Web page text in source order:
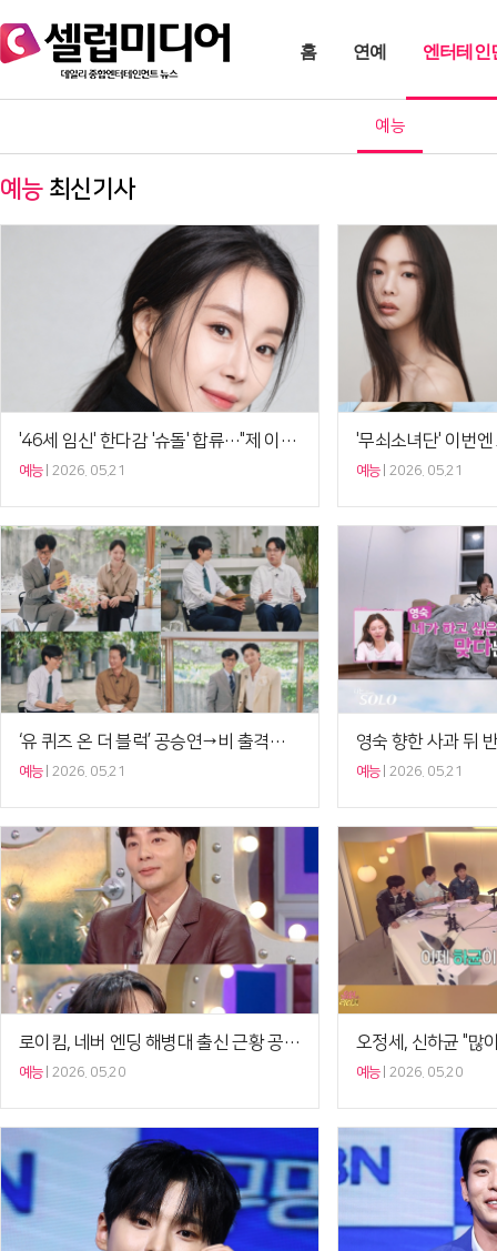
홈 연예 엔터테인
예능
예능최신기사
'46세 임신' 한다감 '슈돌' 합류…"제 이야기가 힘 됐으면"
예능 2026. 05.21 예능 2026. 05.21
‘유 퀴즈 온 더 블럭’ 공승연→비 출격…시청률 소폭 상승[시청률 VS.]
예능 2026. 05.21 예능 2026. 05.21
로이킴, 네버 엔딩 해병대 출신 근황 공개 "나방도 그냥 잡아"('라디오스타')[Ce:스포]
예능 2026. 05.20 예능 2026. 05.20